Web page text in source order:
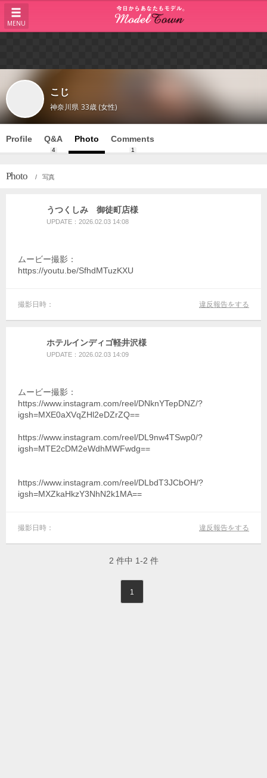
MENU
こじ
神奈川県 33歳 (女性)
Profile Q&A
4
Photo Comments
1
Photo / 写真
うつくしみ 御徒町店様
UPDATE：2026.02.03 14:08
ムービー撮影：
https://youtu.be/SfhdMTuzKXU
撮影日時： 違反報告をする
ホテルインディゴ軽井沢様
UPDATE：2026.02.03 14:09
ムービー撮影：
https://www.instagram.com/reel/DNknYTepDNZ/?
igsh=MXE0aXVqZHl2eDZrZQ==
https://www.instagram.com/reel/DL9nw4TSwp0/?
igsh=MTE2cDM2eWdhMWFwdg==
https://www.instagram.com/reel/DLbdT3JCbOH/?
igsh=MXZkaHkzY3NhN2k1MA==
撮影日時： 違反報告をする
2 件中 1-2 件
1